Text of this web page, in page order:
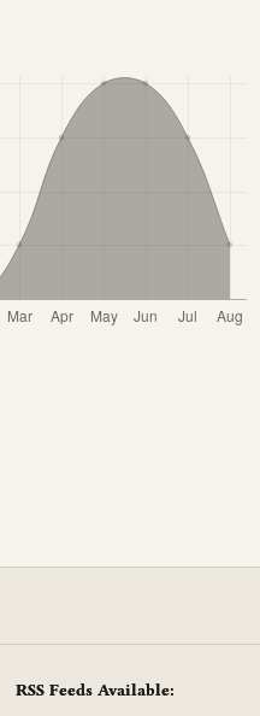
RSS Feeds Available: